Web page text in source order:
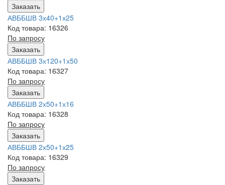
Заказать
АВББШВ 3х40+1х25
Код товара: 16326
По запросу
Заказать
АВББШВ 3х120+1х50
Код товара: 16327
По запросу
Заказать
АВББШВ 2х50+1х16
Код товара: 16328
По запросу
Заказать
АВББШВ 2х50+1х25
Код товара: 16329
По запросу
Заказать